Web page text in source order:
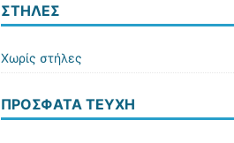
ΣΤΗΛΕΣ
Χωρίς στήλες
ΠΡΌΣΦΑΤΑ ΤΕΎΧΗ